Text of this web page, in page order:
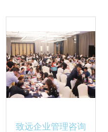
致远企业管理咨询